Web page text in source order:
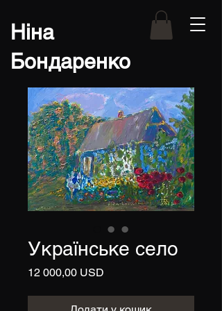
Ніна
Бондаренко
Українське село
12 000,00 USD